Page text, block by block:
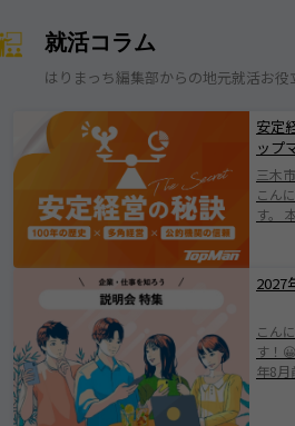
就活コラム
はりまっち編集部からの地元就活お役
安定
ップ
三木
こん
す。
地域
とし
社で
値創
2027
こん
す！
年8月